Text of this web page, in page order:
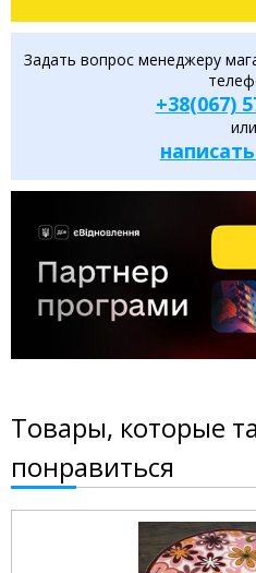
Задать вопрос менеджеру
+38(067)
или
Товары, которые
понравиться